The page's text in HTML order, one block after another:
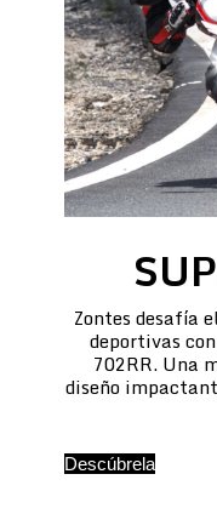
Zontes desafía
deportivas
702RR. Una
diseño
Descúbrela